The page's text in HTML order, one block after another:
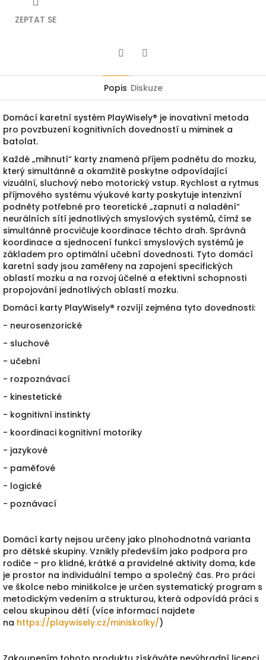
ZEPTAT SE
Popis Diskuze
Domácí karetní systém PlayWisely® je inovativní metoda
pro povzbuzení kognitivních dovedností u miminek a
batolat.
Každé „mihnutí“ karty znamená příjem podnětu do mozku,
který simultánně a okamžitě poskytne odpovídající
vizuální, sluchový nebo motorický vstup. Rychlost a rytmus
příjmového systému výukové karty poskytuje intenzivní
podněty potřebné pro teoretické „zapnutí a naladění“
neurálních sítí jednotlivých smyslových systémů, čímž se
simultánně procvičuje koordinace těchto drah. Správná
koordinace a sjednocení funkcí smyslových systémů je
základem pro optimální učební dovednosti. Tyto domácí
karetní sady jsou zaměřeny na zapojení specifických
oblastí mozku a na rozvoj účelné a efektivní schopnosti
propojování jednotlivých oblastí mozku.
Domácí karty PlayWisely® rozvíjí zejména tyto dovednosti:
- neurosenzorické
- sluchové
- učební
- rozpoznávací
- kinestetické
- kognitivní instinkty
- koordinaci kognitivní motoriky
- jazykové
- paměťové
- logické
- poznávací
Domácí karty nejsou určeny jako plnohodnotná varianta
pro dětské skupiny. Vznikly především jako podpora pro
rodiče – pro klidné, krátké a pravidelné aktivity doma, kde
je prostor na individuální tempo a společný čas. Pro práci
ve školce nebo miniškolce je určen systematický program s
metodickým vedením a strukturou, která odpovídá práci s
celou skupinou dětí (více informací najdete
na https://playwisely.cz/miniskolky/)